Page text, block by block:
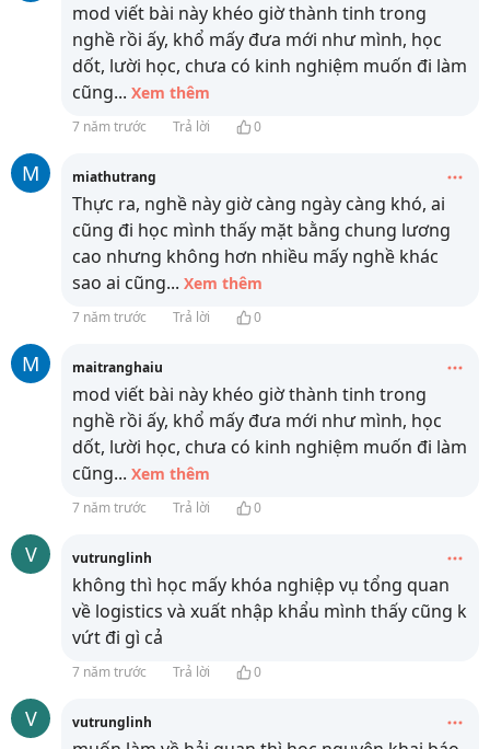
mod viết bài này khéo giờ thành tinh trong
nghề rồi ấy, khổ mấy đưa mới như mình, học
dốt, lười học, chưa có kinh nghiệm muốn đi làm
cũng... Xem thêm
7 năm trước Trả lời 0
M miathutrang
Thực ra, nghề này giờ càng ngày càng khó, ai
cũng đi học mình thấy mặt bằng chung lương
cao nhưng không hơn nhiều mấy nghề khác
sao ai cũng... Xem thêm
7 năm trước Trả lời 0
M maitranghaiu
mod viết bài này khéo giờ thành tinh trong
nghề rồi ấy, khổ mấy đưa mới như mình, học
dốt, lười học, chưa có kinh nghiệm muốn đi làm
cũng... Xem thêm
7 năm trước Trả lời 0
V vutrunglinh
không thì học mấy khóa nghiệp vụ tổng quan
về logistics và xuất nhập khẩu mình thấy cũng k
vứt đi gì cả
7 năm trước Trả lời 0
V vutrunglinh